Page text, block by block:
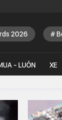
2026
- LUÔN XE